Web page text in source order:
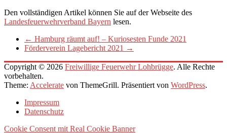
Den vollständigen Artikel können Sie auf der Webseite des
Landesfeuerwehrverband Bayern lesen.
← Hamburg räumt auf! – Kuriosesten Funde 2021
Förderverein Lagebericht 2021 →
Copyright © 2026 Freiwillige Feuerwehr Lohbrügge. Alle Rechte
vorbehalten.
Theme: Accelerate von ThemeGrill. Präsentiert von WordPress.
Impressum
Datenschutz
Cookie Consent mit Real Cookie Banner